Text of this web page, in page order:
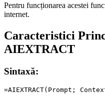
Pentru funcționarea acestei
internet.
Caracteristici
AIEXTRACT
Sintaxă: